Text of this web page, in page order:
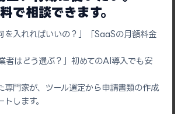
で相談できます。
を入れればいいの？」「SaaSの月額料金
者はどう選ぶ？」初めてのAI導入でも安
専門家が、ツール選定から申請書類の作成
します。